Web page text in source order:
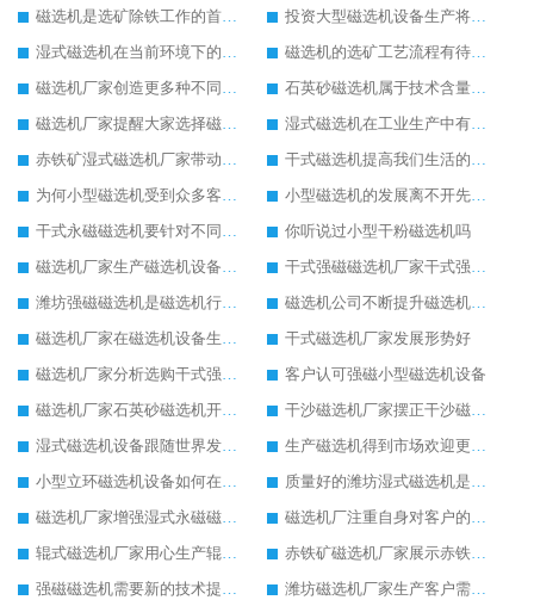
磁选机是选矿除铁工作的首选设备
投资大型磁选机设备生产将有高效益回收
湿式磁选机在当前环境下的新发展
磁选机的选矿工艺流程有待完善
磁选机厂家创造更多种不同型号的湿式磁选机
石英砂磁选机属于技术含量高的设备
磁选机厂家提醒大家选择磁选机注意设备质量
湿式磁选机在工业生产中有很重要的地位
赤铁矿湿式磁选机厂家带动赤铁矿湿式磁选机进步发展
干式磁选机提高我们生活的舒适度
为何小型磁选机受到众多客户的追捧
小型磁选机的发展离不开先进的生产技术
干式永磁磁选机要针对不同客户定制生产
你听说过小型干粉磁选机吗
磁选机厂家生产磁选机设备将有很大的发展空间
干式强磁磁选机厂家干式强磁磁选机生产中的优势
潍坊强磁磁选机是磁选机行业中优质设备
磁选机公司不断提升磁选机生产技术
磁选机厂家在磁选机设备生产上有自己的特点
干式磁选机厂家发展形势好
磁选机厂家分析选购干式强磁磁选机的方法
客户认可强磁小型磁选机设备
磁选机厂家石英砂磁选机开展除铁新技能
干沙磁选机厂家摆正干沙磁选机创新生产的态度
湿式磁选机设备跟随世界发展脚步快速发展
生产磁选机得到市场欢迎更应该重视技术
小型立环磁选机设备如何在市场中适者生存
质量好的潍坊湿式磁选机是客户生产的必选
磁选机厂家增强湿式永磁磁选机的新技术生产理念
磁选机厂注重自身对客户的售后服务
辊式磁选机厂家用心生产辊式磁选机设备
赤铁矿磁选机厂家展示赤铁矿磁选机的设备优点
强磁磁选机需要新的技术提高强磁磁选机工作效率
潍坊磁选机厂家生产客户需求量高的磁选选矿设备